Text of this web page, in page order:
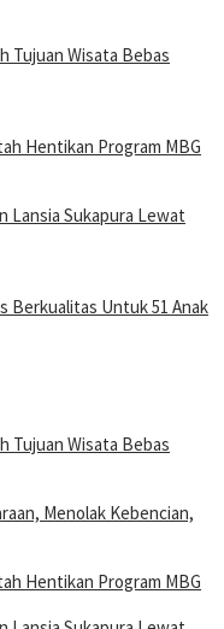
Tujuan Wisata Bebas
Hentikan Program MBG
Lansia Sukapura Lewat
Berkualitas Untuk 51 Anak
Tujuan Wisata Bebas
Menolak Kebencian,
Hentikan Program MBG